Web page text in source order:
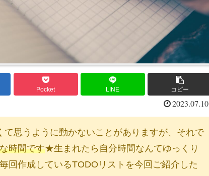
Pocket LINE コピー
2023.07.10
思うように動かないことがありますが、それで
時間です★生まれたら自分時間なんてゆっくり
回作成しているTODOリストを今回ご紹介した